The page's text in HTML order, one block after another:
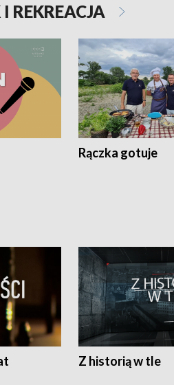
REKREACJA
Rączka gotuje
Z historią w tle